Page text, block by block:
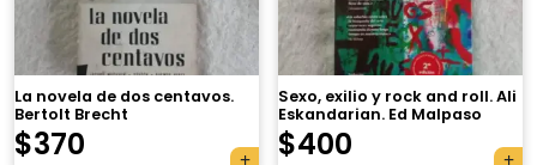
La novela de dos centavos.
Bertolt Brecht
$370
Sexo, exilio y rock and roll. Ali
Eskandarian. Ed Malpaso
$400